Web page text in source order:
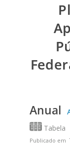
Anual
Tabela
Publicado em